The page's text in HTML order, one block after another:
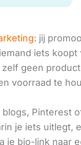
: jij
iets koopt
geen
voorraad te
Pinterest
je iets uitlegt,
je bio-link naar